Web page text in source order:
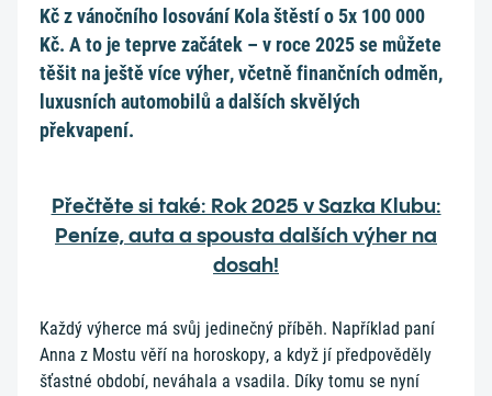
Kč z vánočního losování Kola štěstí o 5x 100 000
Kč. A to je teprve začátek – v roce 2025 se můžete
těšit na ještě více výher, včetně finančních odměn,
luxusních automobilů a dalších skvělých
překvapení.
Přečtěte si také: Rok 2025 v Sazka Klubu:
Peníze, auta a spousta dalších výher na
dosah!
Každý výherce má svůj jedinečný příběh. Například paní
Anna z Mostu věří na horoskopy, a když jí předpověděly
šťastné období, neváhala a vsadila. Díky tomu se nyní